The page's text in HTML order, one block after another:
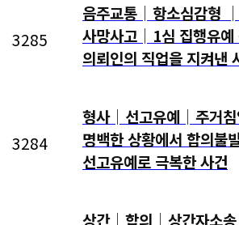
3285
음주교통│항소심감형
사망사고│1심 집행유예
의뢰인의 직업을 지켜낸
3284
형사│선고유예│주거
명백한 상황에서 합의불
선고유예로 극복한 사건
상간│합의│상간자소